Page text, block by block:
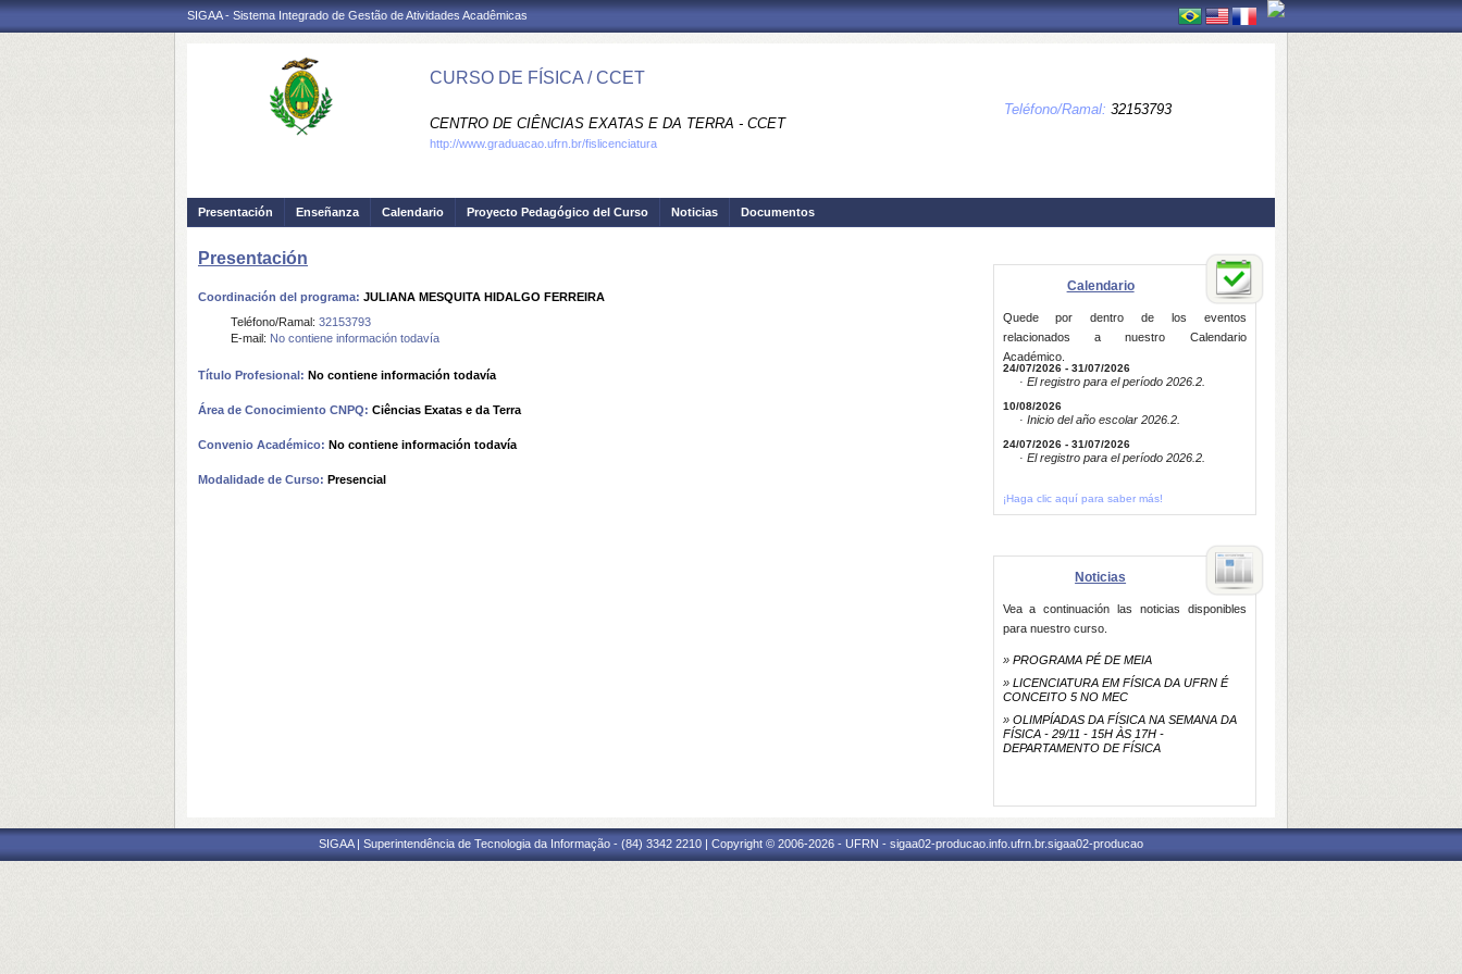
SIGAA - Sistema Integrado de Gestão de Atividades Acadêmicas
CURSO DE FÍSICA / CCET
CENTRO DE CIÊNCIAS EXATAS E DA TERRA - CCET
Teléfono/Ramal: 32153793
http://www.graduacao.ufrn.br/fislicenciatura
Presentación Enseñanza Calendario Proyecto Pedagógico del Curso Noticias Documentos
Presentación
Coordinación del programa: JULIANA MESQUITA HIDALGO FERREIRA
Teléfono/Ramal: 32153793
E-mail: No contiene información todavía
Título Profesional: No contiene información todavía
Área de Conocimiento CNPQ: Ciências Exatas e da Terra
Convenio Académico: No contiene información todavía
Modalidade de Curso: Presencial
Calendario
Quede por dentro de los eventos
relacionados a nuestro Calendario
Académico.
24/07/2026 - 31/07/2026
· El registro para el período 2026.2.
10/08/2026
· Inicio del año escolar 2026.2.
24/07/2026 - 31/07/2026
· El registro para el período 2026.2.
¡Haga clic aquí para saber más!
Noticias
Vea a continuación las noticias disponibles
para nuestro curso.
» PROGRAMA PÉ DE MEIA
» LICENCIATURA EM FÍSICA DA UFRN É
CONCEITO 5 NO MEC
» OLIMPÍADAS DA FÍSICA NA SEMANA DA
FÍSICA - 29/11 - 15H ÀS 17H -
DEPARTAMENTO DE FÍSICA
SIGAA | Superintendência de Tecnologia da Informação - (84) 3342 2210 | Copyright © 2006-2026 - UFRN - sigaa02-producao.info.ufrn.br.sigaa02-producao